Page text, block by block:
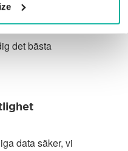
lär oss av din
förbättra våra
det bästa
data säker, vi